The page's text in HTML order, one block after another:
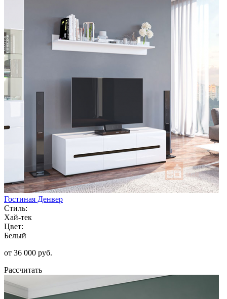
Гостиная Денвер
Стиль:
Хай-тек
Цвет:
Белый
от 36 000 руб.
Рассчитать